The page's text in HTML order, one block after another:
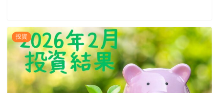
投資